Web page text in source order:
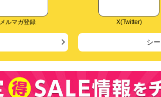
メルマガ登録 X(Twitter)
シ